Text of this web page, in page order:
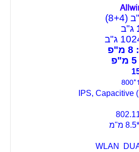
(8+4)
ג"ב
ג"ב
IPS, Capacitive
WLAN